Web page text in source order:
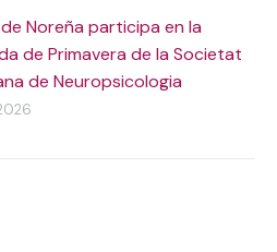
Noreña participa en la
de Primavera de la Societat
de Neuropsicologia